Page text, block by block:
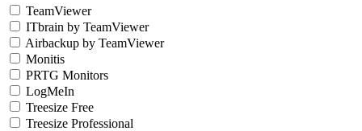
TeamViewer
ITbrain by TeamViewer
Airbackup by TeamViewer
Monitis
PRTG Monitors
LogMeIn
Treesize Free
Treesize Professional